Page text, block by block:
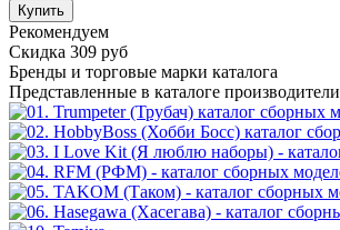
Купить
Рекомендуем
Скидка 309 руб
Бренды и торговые марки каталога
Представленные в каталоге производители